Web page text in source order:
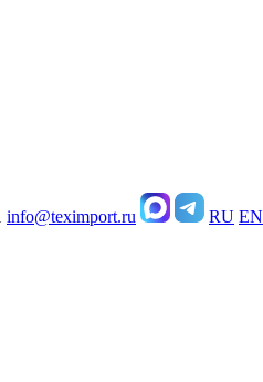
info@teximport.ru RU EN